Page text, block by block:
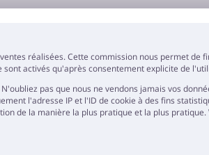
réalisées. Cette commission nous permet de
activés qu'après consentement explicite de
pas que nous ne vendons jamais vos
l'adresse IP et l'ID de cookie à des fins
de la manière la plus pratique et la plus pratique.